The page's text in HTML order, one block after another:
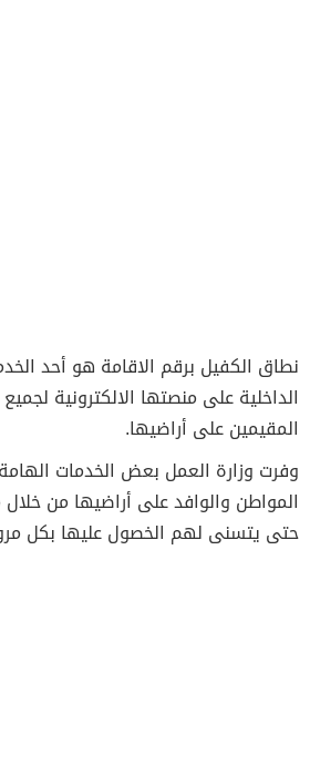
نطاق الكفيل برقم الاقامة هو أحد
الداخلية على منصتها الالكترونية
المقيمين على أراضيها.
وفرت وزارة العمل بعض الخدمات
المواطن والوافد على أراضيها من خلال
حتى يتسنى لهم الخصول عليها بكل